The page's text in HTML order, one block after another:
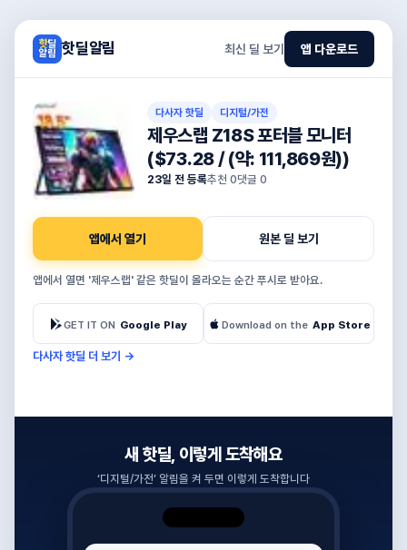
핫딜알림 최신 딜 보기 앱 다운로드
다사자 핫딜 디지털/가전
제우스랩 Z18S 포터블 모니터
($73.28 / (약: 111,869원))
23일 전 등록추천 0댓글 0
앱에서 열기 원본 딜 보기
앱에서 열면 '제우스랩' 같은 핫딜이 올라오는 순간 푸시로 받아요.
GET IT ON Google Play Download on the App Store
다사자 핫딜 더 보기 →
새 핫딜, 이렇게 도착해요
‘디지털/가전’ 알림을 켜 두면 이렇게 도착합니다